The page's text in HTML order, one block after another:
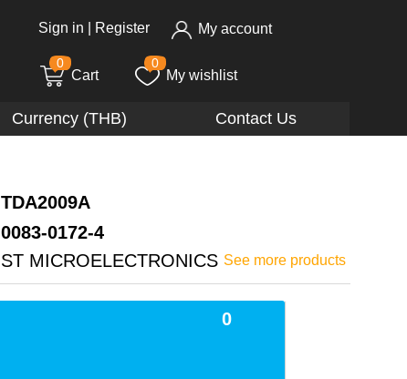
Sign in Register My account
0
Cart
0
My wishlist
Currency (THB) Contact Us
TDA2009A
0083-0172-4
ST MICROELECTRONICS See more products
0